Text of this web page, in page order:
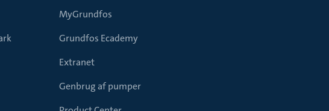
MyGrundfos
Grundfos Ecademy
Extranet
Genbrug af pumper